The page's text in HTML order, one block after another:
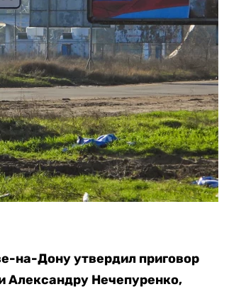
на-Дону утвердил приговор
Нечепуренко,